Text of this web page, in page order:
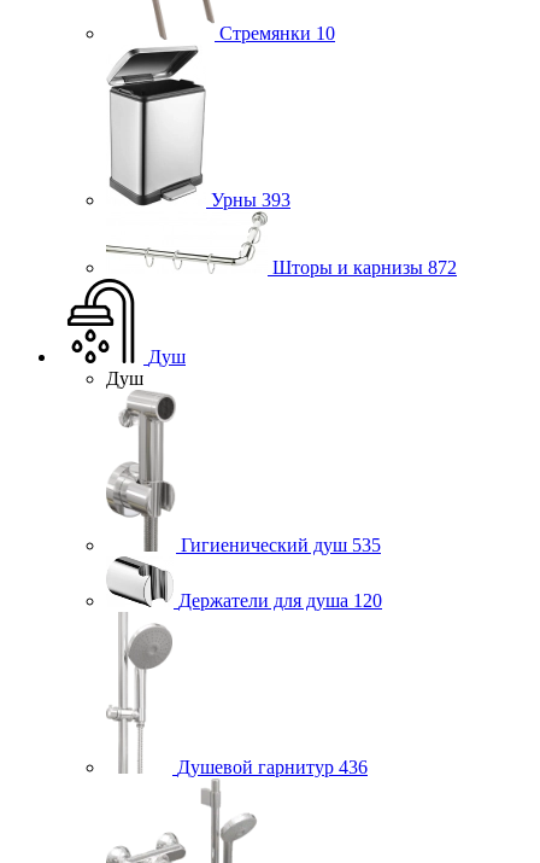
Стремянки 10
Урны 393
Шторы и карнизы 872
Душ
Душ
Гигиенический душ 535
Держатели для душа 120
Душевой гарнитур 436